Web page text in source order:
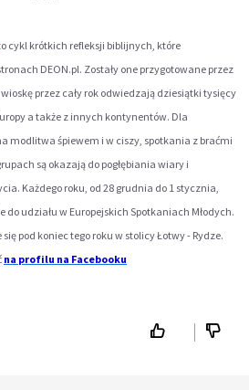
cykl krótkich refleksji biblijnych, które
DEON.pl. Zostały one przygotowane przez
przez cały rok odwiedzają dziesiątki tysięcy
a także z innych kontynentów. Dla
modlitwa śpiewem i w ciszy, spotkania z braćmi
są okazają do pogłębiania wiary i
Każdego roku, od 28 grudnia do 1 stycznia,
do udziału w Europejskich Spotkaniach Młodych.
pod koniec tego roku w stolicy Łotwy - Rydze.
na profilu na Facebooku